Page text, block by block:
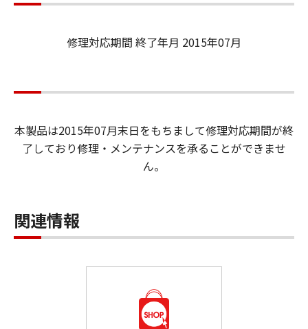
修理対応期間 終了年月 2015年07月
本製品は2015年07月末日をもちまして修理対応期間が終
了しており修理・メンテナンスを承ることができませ
ん。
関連情報